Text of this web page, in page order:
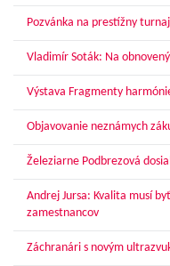
Pozvánka na prestížny turnaj
Vladimír Soták: Na
Výstava Fragmenty
Objavovanie neznámych
Železiarne Podbrezová
Andrej Jursa: Kvalita musí
zamestnancov
Záchranári s novým